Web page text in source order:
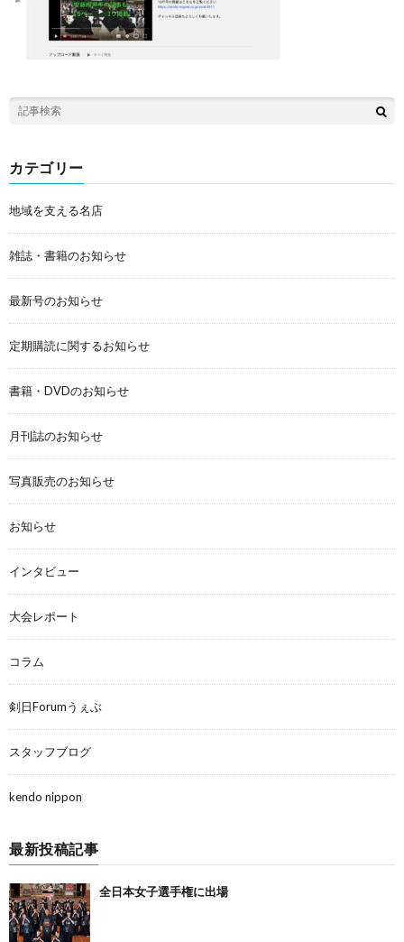
カテゴリー
地域を支える名店
雑誌・書籍のお知らせ
最新号のお知らせ
定期購読に関するお知らせ
書籍・DVDのお知らせ
月刊誌のお知らせ
写真販売のお知らせ
お知らせ
インタビュー
大会レポート
コラム
剣日Forumうぇぶ
スタッフブログ
kendo nippon
最新投稿記事
全日本女子選手権に出場